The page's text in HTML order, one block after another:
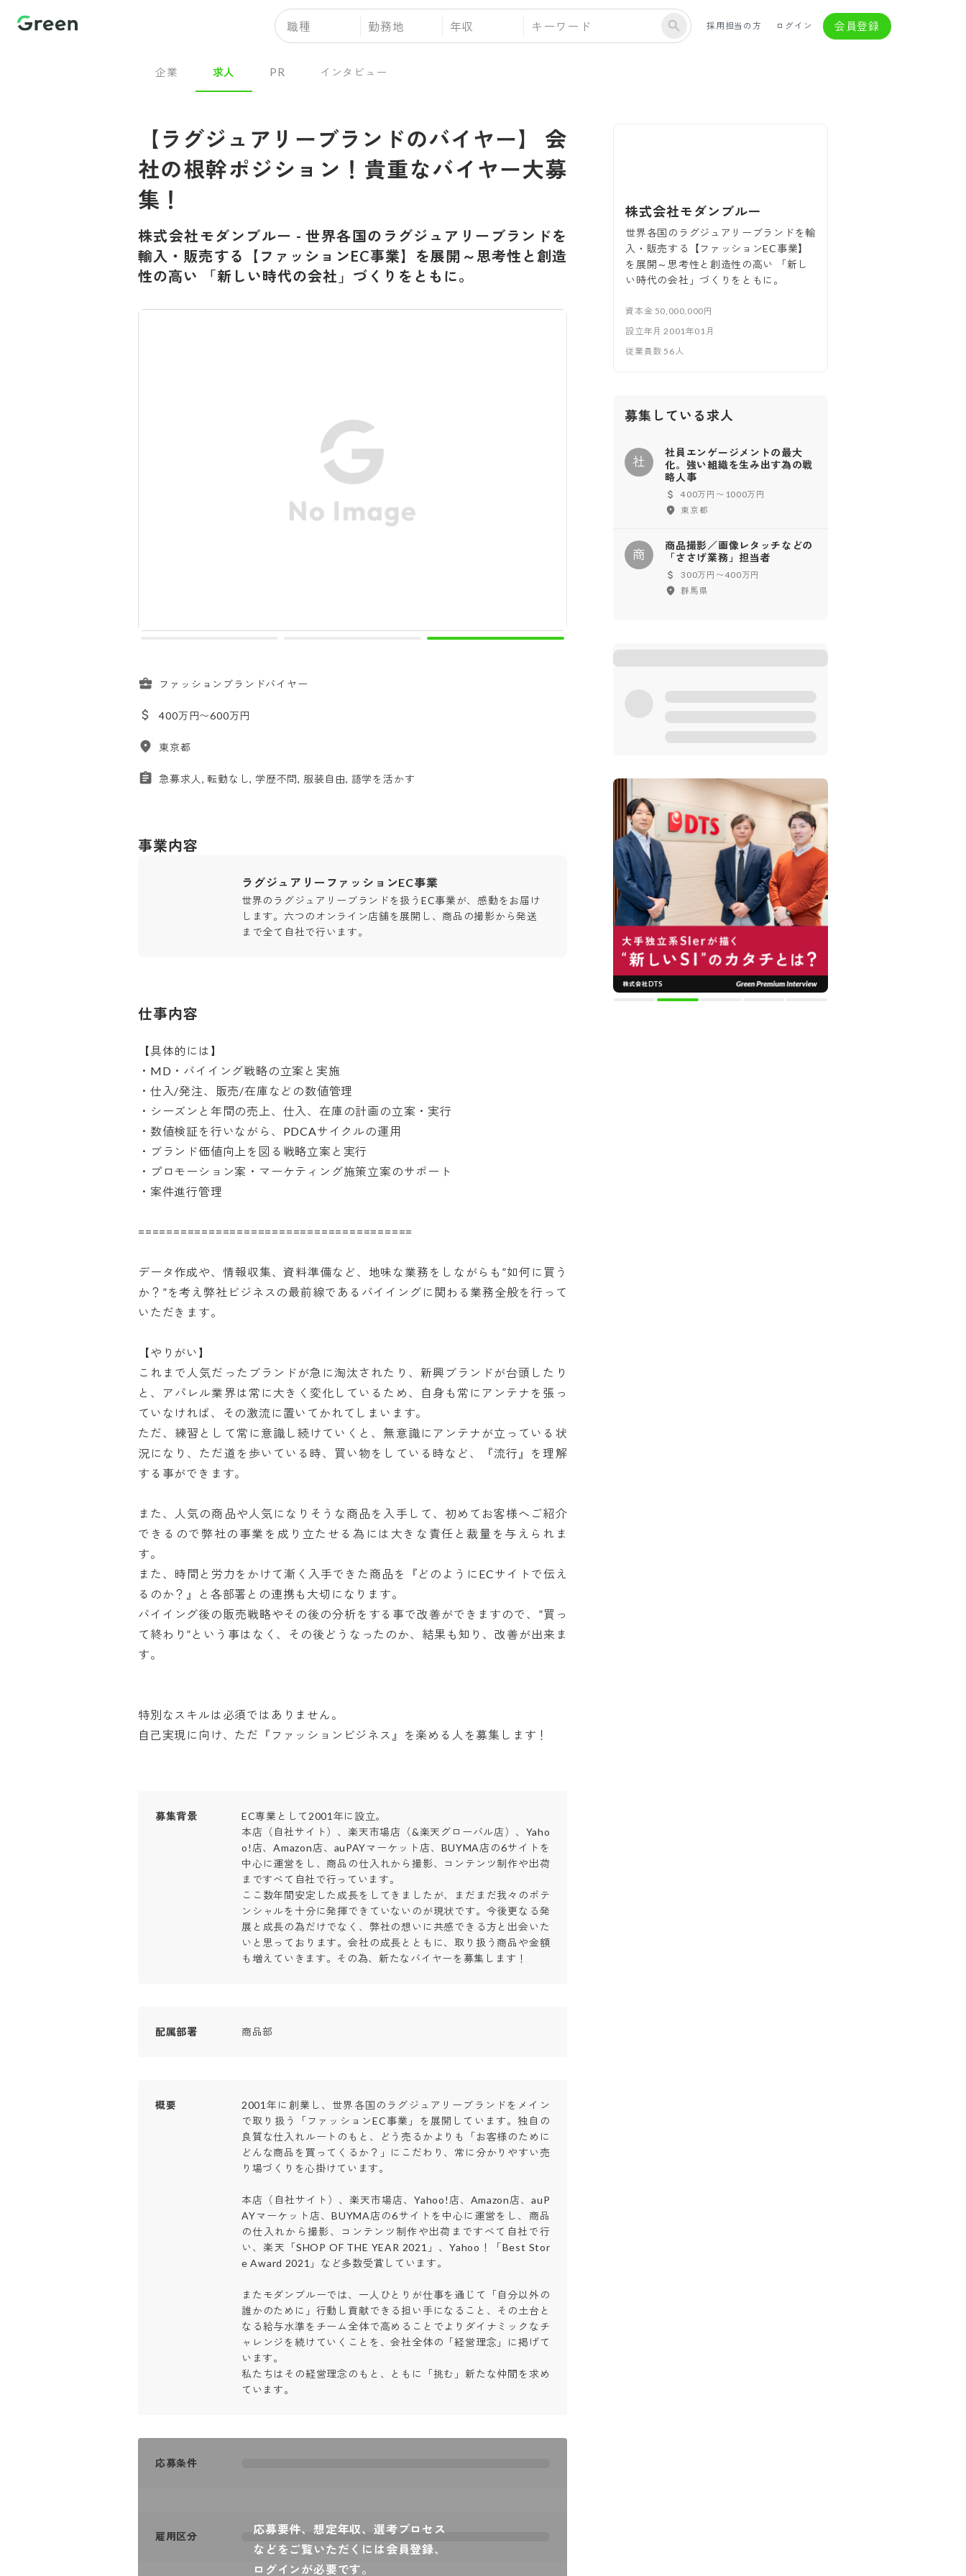
職種 勤務地 年収 採用担当の方 ログイン 会員登録
企業 求人 PR インタビュー
【ラグジュアリーブランドのバイヤー】 会
社の根幹ポジション！貴重なバイヤー大募
集！
株式会社モダンブルー -世界各国のラグジュアリーブランドを
輸入・販売する【ファッションEC事業】を展開～思考性と創造
性の高い 「新しい時代の会社」づくりをともに。
ファッションブランドバイヤー
400万円〜600万円
東京都
急募求人, 転勤なし, 学歴不問, 服装自由, 語学を活かす
事業内容
ラグジュアリーファッションEC事業
世界のラグジュアリーブランドを扱うEC事業が、感動をお届け
します。六つのオンライン店舗を展開し、商品の撮影から発送
まで全て自社で行います。
仕事内容
【具体的には】
・MD・バイイング戦略の立案と実施
・仕入/発注、販売/在庫などの数値管理
・シーズンと年間の売上、仕入、在庫の計画の立案・実行
・数値検証を行いながら、PDCAサイクルの運用
・ブランド価値向上を図る戦略立案と実行
・プロモーション案・マーケティング施策立案のサポート
・案件進行管理
=======================================
データ作成や、情報収集、資料準備など、地味な業務をしながらも”如何に買う
か？”を考え弊社ビジネスの最前線であるバイイングに関わる業務全般を行って
いただきます。
【やりがい】
これまで人気だったブランドが急に淘汰されたり、新興ブランドが台頭したり
と、アパレル業界は常に大きく変化しているため、自身も常にアンテナを張っ
ていなければ、その激流に置いてかれてしまいます。
ただ、練習として常に意識し続けていくと、無意識にアンテナが立っている状
況になり、ただ道を歩いている時、買い物をしている時など、『流行』を理解
する事ができます。
また、人気の商品や人気になりそうな商品を入手して、初めてお客様へご紹介
できるので弊社の事業を成り立たせる為には大きな責任と裁量を与えられま
す。
また、時間と労力をかけて漸く入手できた商品を『どのようにECサイトで伝え
るのか？』と各部署との連携も大切になります。
バイイング後の販売戦略やその後の分析をする事で改善ができますので、”買っ
て終わり”という事はなく、その後どうなったのか、結果も知り、改善が出来ま
す。
特別なスキルは必須ではありません。
自己実現に向け、ただ『ファッションビジネス』を楽める人を募集します！
募集背景
EC専業として2001年に設立。
本店（自社サイト）、楽天市場店（&楽天グローバル店）、Yaho
o!店、Amazon店、auPAYマーケット店、BUYMA店の6サイトを
中心に運営をし、商品の仕入れから撮影、コンテンツ制作や出荷
まですべて自社で行っています。
ここ数年間安定した成長をしてきましたが、まだまだ我々のポテ
ンシャルを十分に発揮できていないのが現状です。今後更なる発
展と成長の為だけでなく、弊社の想いに共感できる方と出会いた
いと思っております。会社の成長とともに、取り扱う商品や金額
も増えていきます。その為、新たなバイヤーを募集します！
配属部署 商品部
概要
2001年に創業し、世界各国のラグジュアリーブランドをメイン
で取り扱う「ファッションEC事業」を展開しています。独自の
良質な仕入れルートのもと、どう売るかよりも「お客様のために
どんな商品を買ってくるか？」にこだわり、常に分かりやすい売
り場づくりを心掛けています。
本店（自社サイト）、楽天市場店、Yahoo!店、Amazon店、auP
AYマーケット店、BUYMA店の6サイトを中心に運営をし、商品
の仕入れから撮影、コンテンツ制作や出荷まですべて自社で行
い、楽天「SHOP OF THE YEAR 2021」、Yahoo！「Best Stor
e Award 2021」など多数受賞しています。
またモダンブルーでは、一人ひとりが仕事を通じて「自分以外の
誰かのために」行動し貢献できる担い手になること、その土台と
なる給与水準をチーム全体で高めることでよりダイナミックなチ
ャレンジを続けていくことを、会社全体の「経営理念」に掲げて
います。
私たちはその経営理念のもと、ともに「挑む」新たな仲間を求め
ています。
応募要件、想定年収、選考プロセス
などをご覧いただくには会員登録、
ログインが必要です。
応募条件
雇用区分
株式会社モダンブルー
世界各国のラグジュアリーブランドを輸
入・販売する【ファッションEC事業】
を展開～思考性と創造性の高い 「新し
い時代の会社」づくりをともに。
資本金 50,000,000円
設立年月 2001年01月
従業員数 56 人
募集している求人
社
社員エンゲージメントの最大
化。強い組織を生み出す為の戦
略人事
400万円〜1000万円
東京都
商
商品撮影／画像レタッチなどの
「ささげ業務」担当者
300万円〜400万円
群馬県